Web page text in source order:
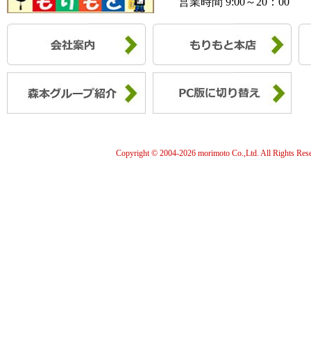
Copyright © 2004-2026 morimoto Co.,Ltd. All Rights